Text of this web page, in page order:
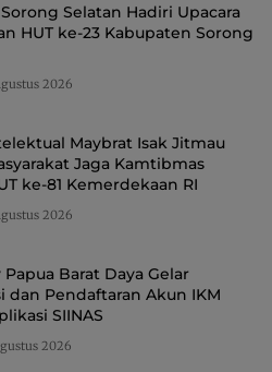
Selatan Hadiri Upacara
HUT ke-23 Kabupaten Sorong
2026
Maybrat Isak Jitmau
Jaga Kamtibmas
ke-81 Kemerdekaan RI
2026
Barat Daya Gelar
dan Pendaftaran Akun IKM
SIINAS
2026